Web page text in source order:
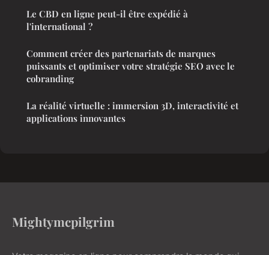
Le CBD en ligne peut-il être expédié à
l'international ?
Comment créer des partenariats de marques
puissants et optimiser votre stratégie SEO avec le
cobranding
La réalité virtuelle : immersion 3D, interactivité et
applications innovantes
Mightymcpilgrim